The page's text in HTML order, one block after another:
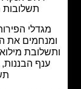
תשלובות
הפירות
את
מילואות על
ענף הבננות, מבוני
תשלובת